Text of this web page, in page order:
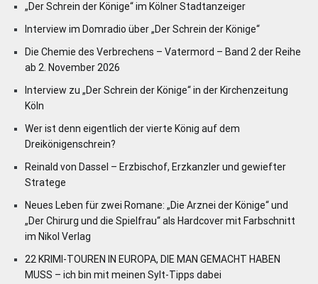
„Der Schrein der Könige“ im Kölner Stadtanzeiger
Interview im Domradio über „Der Schrein der Könige“
Die Chemie des Verbrechens – Vatermord – Band 2 der Reihe
ab 2. November 2026
Interview zu „Der Schrein der Könige“ in der Kirchenzeitung
Köln
Wer ist denn eigentlich der vierte König auf dem
Dreikönigenschrein?
Reinald von Dassel – Erzbischof, Erzkanzler und gewiefter
Stratege
Neues Leben für zwei Romane: „Die Arznei der Könige“ und
„Der Chirurg und die Spielfrau“ als Hardcover mit Farbschnitt
im Nikol Verlag
22 KRIMI-TOUREN IN EUROPA, DIE MAN GEMACHT HABEN
MUSS – ich bin mit meinen Sylt-Tipps dabei